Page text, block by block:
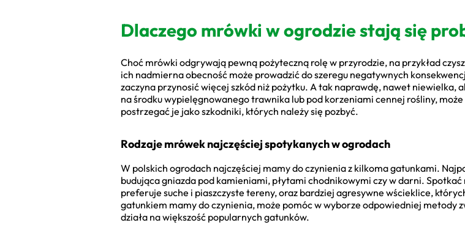
Dlaczego mrówki w ogrodzie stają się
Choć mrówki odgrywają pewną pożyteczną rolę w przyrodzie, na przykład
ich nadmierna obecność może prowadzić do szeregu negatywnych
zaczyna przynosić więcej szkód niż pożytku. A tak naprawdę, nawet niewielka,
na środku wypielęgnowanego trawnika lub pod korzeniami cennej rośliny,
postrzegać je jako szkodniki, których należy się pozbyć.
Rodzaje mrówek najczęściej spotykanych w ogrodach
W polskich ogrodach najczęściej mamy do czynienia z kilkoma gatunkami.
budująca gniazda pod kamieniami, płytami chodnikowymi czy w darni.
preferuje suche i piaszczyste tereny, oraz bardziej agresywne wścieklice,
gatunkiem mamy do czynienia, może pomóc w wyborze odpowiedniej metody
działa na większość popularnych gatunków.